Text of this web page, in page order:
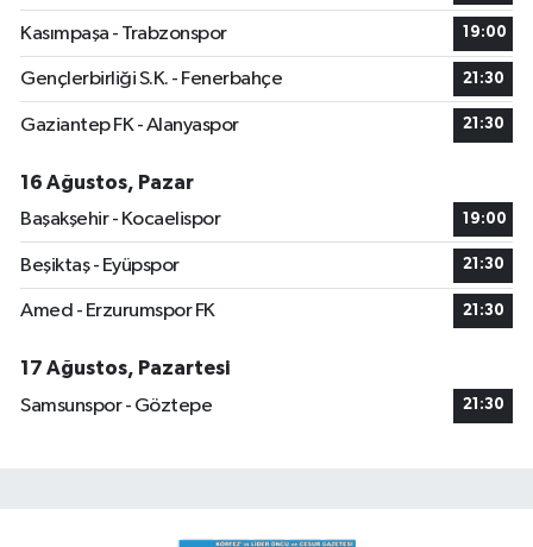
Kasımpaşa - Trabzonspor 19:00
Gençlerbirliği S.K. - Fenerbahçe 21:30
Gaziantep FK - Alanyaspor 21:30
16 Ağustos, Pazar
Başakşehir - Kocaelispor
19:00
Beşiktaş - Eyüpspor 21:30
Amed - Erzurumspor FK 21:30
17 Ağustos, Pazartesi
Samsunspor - Göztepe
21:30